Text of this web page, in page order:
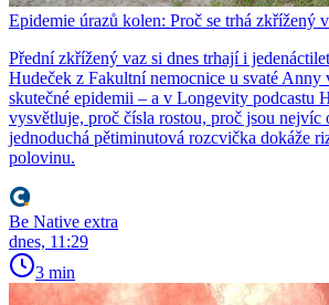
Epidemie úrazů kolen: Proč se trhá zkřížený
Přední zkřížený vaz si dnes trhají i
Hudeček z Fakultní nemocnice u svaté
skutečné epidemii – a v Longevity podcastu
vysvětluje, proč čísla rostou, proč jsou nejvíc
jednoduchá pětiminutová rozcvička dokáže
polovinu.
Be Native extra
dnes, 11:29
3 min